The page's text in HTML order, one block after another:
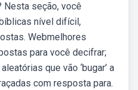
Nesta seção, você
nível difícil,
Webmelhores
para você decifrar;
que vão ‘bugar’ a
com resposta para.